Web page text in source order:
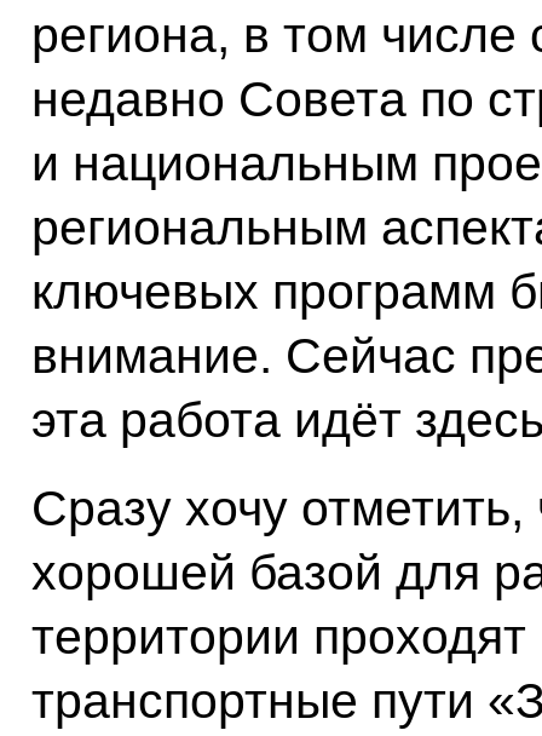
региона, в том числе
недавно Совета по
и национальным
региональным
ключевых программ
внимание. Сейчас
эта работа идёт
Сразу хочу
хорошей базой для
территории
транспортные пути